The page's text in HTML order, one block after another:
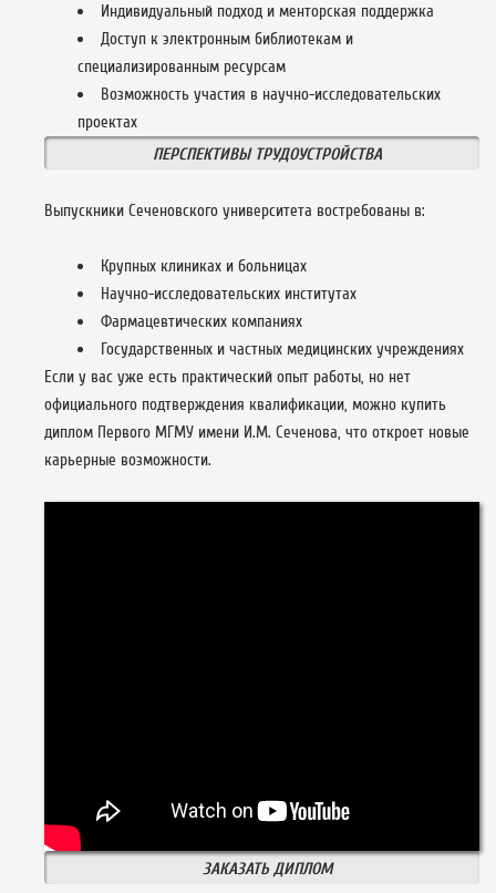
Индивидуальный подход и менторская поддержка
Доступ к электронным библиотекам и
специализированным ресурсам
Возможность участия в научно-исследовательских
проектах
ПЕРСПЕКТИВЫ ТРУДОУСТРОЙСТВА
Выпускники Сеченовского университета востребованы в:
Крупных клиниках и больницах
Научно-исследовательских институтах
Фармацевтических компаниях
Государственных и частных медицинских учреждениях
Если у вас уже есть практический опыт работы, но нет
официального подтверждения квалификации, можно купить
диплом Первого МГМУ имени И.М. Сеченова, что откроет новые
карьерные возможности.
ЗАКАЗАТЬ ДИПЛОМ